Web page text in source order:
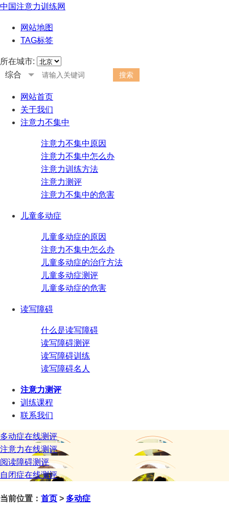
中国注意力训练网
网站地图
TAG标签
所在城市:
综合
网站首页
关于我们
注意力不集中
注意力不集中原因
注意力不集中怎么办
注意力训练方法
注意力测评
注意力不集中的危害
儿童多动症
儿童多动症的原因
注意力不集中怎么办
儿童多动症的治疗方法
儿童多动症测评
儿童多动症的危害
读写障碍
什么是读写障碍
读写障碍测评
读写障碍训练
读写障碍名人
注意力测评
训练课程
联系我们
多动症在线测评
注意力在线测评
阅读障碍测评
自闭症在线测评
当前位置： 首页 > 多动症